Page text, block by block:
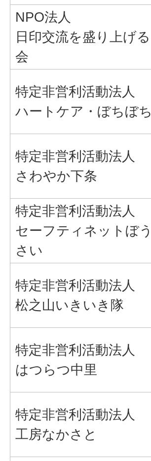
NPO法人
日印交流を盛り上げる
会
特定非営利活動法人
ハートケア・ぼちぼち
特定非営利活動法人
さわやか下条
特定非営利活動法人
セーフティネットぼう
さい
特定非営利活動法人
松之山いきいき隊
特定非営利活動法人
はつらつ中里
特定非営利活動法人
工房なかさと